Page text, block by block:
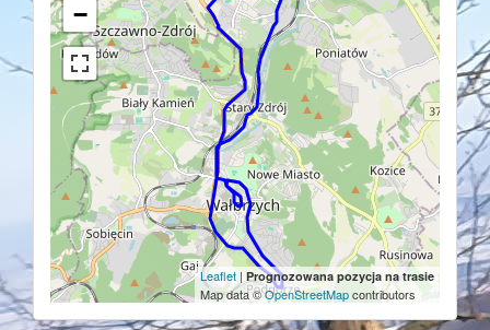
−
Leaflet | Prognozowana pozycja na trasie
Map data ©OpenStreetMapcontributors